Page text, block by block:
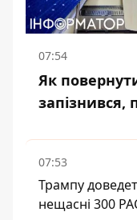
07:54
Як
запізнився,
07:53
Трампу
нещасні 300